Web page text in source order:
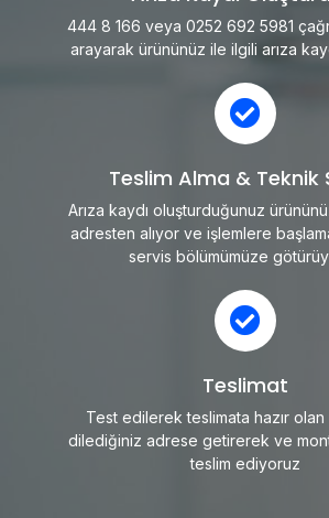
444 8 166 veya 0252 692 5981
arayarak ürününüz ile ilgili arıza
Teslim Alma & Teknik
Arıza kaydı oluşturduğunuz
adresten alıyor ve işlemlere
servis bölümümüze
Teslimat
Test edilerek teslimata hazır olan
dilediğiniz adrese getirerek ve
teslim ediyoruz